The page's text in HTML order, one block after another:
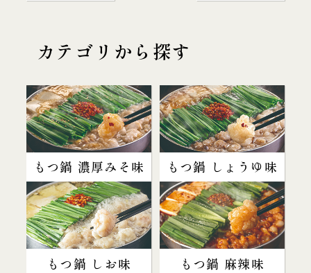
カテゴリから探す
もつ鍋 濃厚みそ味 もつ鍋 しょうゆ味
もつ鍋 しお味 もつ鍋 麻辣味